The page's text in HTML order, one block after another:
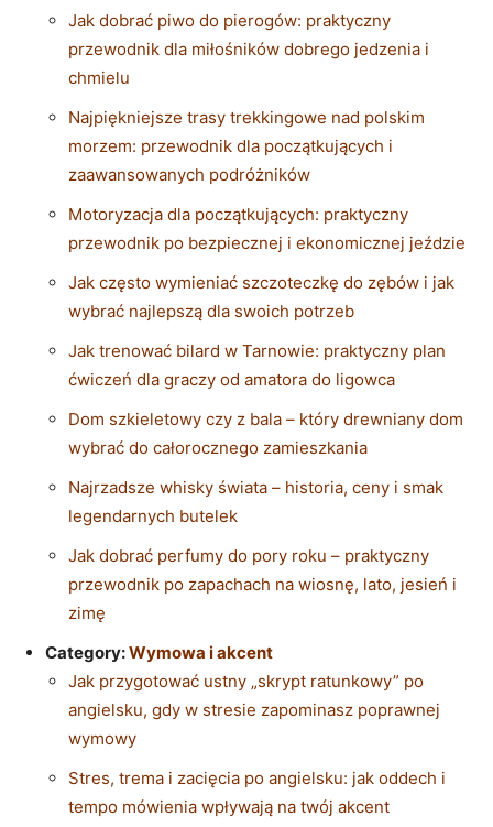
Jak dobrać piwo do pierogów: praktyczny
przewodnik dla miłośników dobrego jedzenia i
chmielu
Najpiękniejsze trasy trekkingowe nad polskim
morzem: przewodnik dla początkujących i
zaawansowanych podróżników
Motoryzacja dla początkujących: praktyczny
przewodnik po bezpiecznej i ekonomicznej jeździe
Jak często wymieniać szczoteczkę do zębów i jak
wybrać najlepszą dla swoich potrzeb
Jak trenować bilard w Tarnowie: praktyczny plan
ćwiczeń dla graczy od amatora do ligowca
Dom szkieletowy czy z bala – który drewniany dom
wybrać do całorocznego zamieszkania
Najrzadsze whisky świata – historia, ceny i smak
legendarnych butelek
Jak dobrać perfumy do pory roku – praktyczny
przewodnik po zapachach na wiosnę, lato, jesień i
zimę
Category:Wymowa i akcent
Jak przygotować ustny „skrypt ratunkowy” po
angielsku, gdy w stresie zapominasz poprawnej
wymowy
Stres, trema i zacięcia po angielsku: jak oddech i
tempo mówienia wpływają na twój akcent